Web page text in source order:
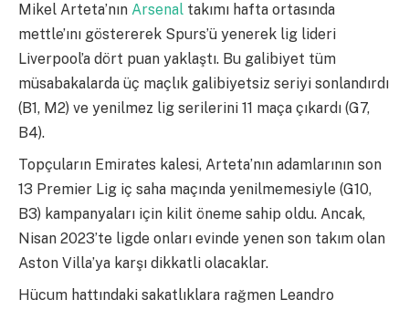
Mikel Arteta’nın Arsenal takımı hafta ortasında
mettle’ını göstererek Spurs’ü yenerek lig lideri
Liverpool’a dört puan yaklaştı. Bu galibiyet tüm
müsabakalarda üç maçlık galibiyetsiz seriyi sonlandırdı
(B1, M2) ve yenilmez lig serilerini 11 maça çıkardı (G7,
B4).
Topçuların Emirates kalesi, Arteta’nın adamlarının son
13 Premier Lig iç saha maçında yenilmemesiyle (G10,
B3) kampanyaları için kilit öneme sahip oldu. Ancak,
Nisan 2023’te ligde onları evinde yenen son takım olan
Aston Villa’ya karşı dikkatli olacaklar.
Hücum hattındaki sakatlıklara rağmen Leandro